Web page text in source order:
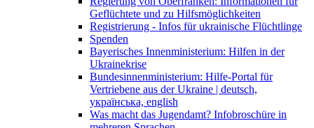
Geflüchtete und zu Hilfsmöglichkeiten
Registrierung - Infos für ukrainische Flüchtlinge
Spenden
Bayerisches Innenministerium: Hilfen in der
Ukrainekrise
Bundesinnenministerium: Hilfe-Portal für
Vertriebene aus der Ukraine | deutsch,
українська, english
Was macht das Jugendamt? Infobroschüre in